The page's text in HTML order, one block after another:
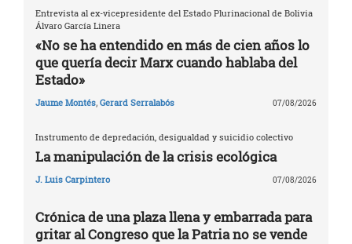
Entrevista al ex-vicepresidente del Estado Plurinacional de Bolivia
Álvaro García Linera
«No se ha entendido en más de cien años lo
que quería decir Marx cuando hablaba del
Estado»
Jaume Montés, Gerard Serralabós 07/08/2026
Instrumento de depredación, desigualdad y suicidio colectivo
La manipulación de la crisis ecológica
J. Luis Carpintero 07/08/2026
Crónica de una plaza llena y embarrada para
gritar al Congreso que la Patria no se vende